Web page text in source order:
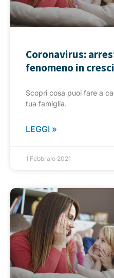
Coronavirus:
fenomeno in
Scopri cosa puoi fare a
tua famiglia.
LEGGI »
1 Febbraio 2021